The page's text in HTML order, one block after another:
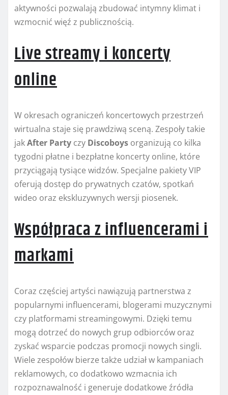
aktywności pozwalają zbudować intymny klimat i
wzmocnić więź z publicznością.
Live streamy i koncerty
online
W okresach ograniczeń koncertowych przestrzeń
wirtualna staje się prawdziwą sceną. Zespoły takie
jakAfter Party czy Discoboys organizują co kilka
tygodni płatne i bezpłatne koncerty online, które
przyciągają tysiące widzów. Specjalne pakiety VIP
oferują dostęp do prywatnych czatów, spotkań
wideo oraz ekskluzywnych wersji piosenek.
Współpraca z influencerami i
markami
Coraz częściej artyści nawiązują partnerstwa z
popularnymi influencerami, blogerami muzycznymi
czy platformami streamingowymi. Dzięki temu
mogą dotrzeć do nowych grup odbiorców oraz
zyskać wsparcie podczas promocji nowych singli.
Wiele zespołów bierze także udział w kampaniach
reklamowych, co dodatkowo wzmacnia ich
rozpoznawalność i generuje dodatkowe źródła